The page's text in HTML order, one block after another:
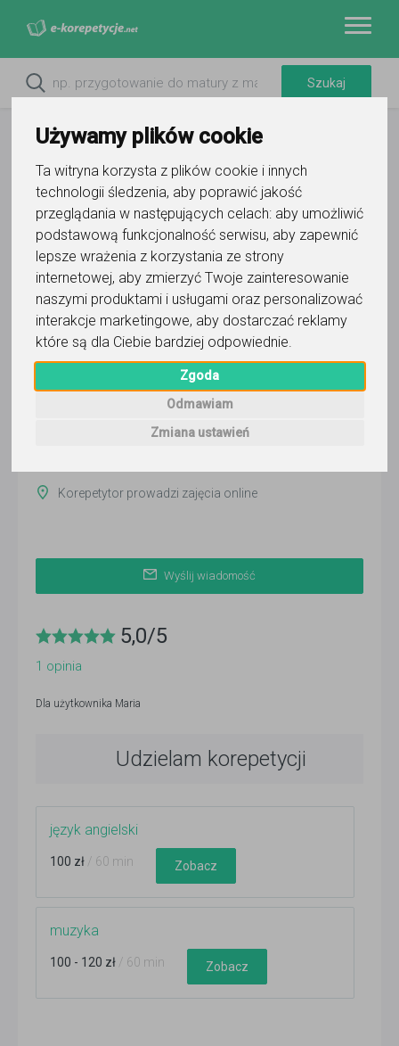
Używamy plików cookie
Ta witryna korzysta z plików cookie i innych
technologii śledzenia, aby poprawić jakość
przeglądania w następujących celach: aby umożliwić
podstawową funkcjonalność serwisu, aby zapewnić
lepsze wrażenia z korzystania ze strony
internetowej, aby zmierzyć Twoje zainteresowanie
naszymi produktami i usługami oraz personalizować
interakcje marketingowe, aby dostarczać reklamy
które są dla Ciebie bardziej odpowiednie.
Zgoda
Odmawiam
Zmiana ustawień
Maria
Wyślij wiadomość
Korepetytor prowadzi zajęcia online
Wyślij wiadomość
5,0/5
1 opinia
Dla użytkownika Maria
Udzielam korepetycji
język angielski
100 zł / 60 min Zobacz
muzyka
100 - 120 zł / 60 min Zobacz